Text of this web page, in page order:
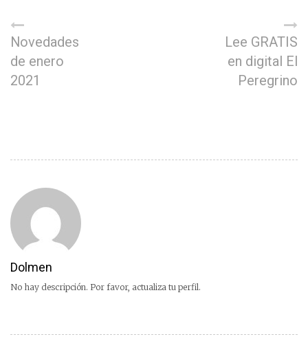
Novedades
de enero
2021
Lee GRATIS
en digital El
Peregrino
Dolmen
No hay descripción. Por favor, actualiza tu perfil.